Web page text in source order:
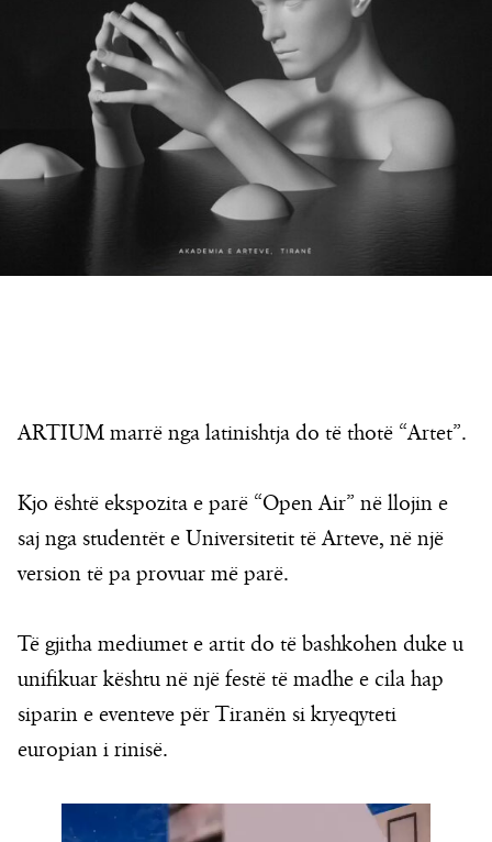
ARTIUM marrë nga latinishtja do të thotë “Artet”.
Kjo është ekspozita e parë “Open Air” në llojin e
saj nga studentët e Universitetit të Arteve, në një
version të pa provuar më parë.
Të gjitha mediumet e artit do të bashkohen duke u
unifikuar kështu në një festë të madhe e cila hap
siparin e eventeve për Tiranën si kryeqyteti
europian i rinisë.